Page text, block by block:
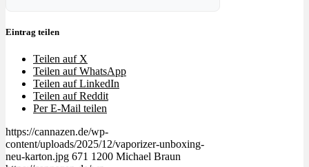
Eintrag teilen
Teilen auf X
Teilen auf WhatsApp
Teilen auf LinkedIn
Teilen auf Reddit
Per E-Mail teilen
https://cannazen.de/wp-
content/uploads/2025/12/vaporizer-unboxing-
neu-karton.jpg 671 1200 Michael Braun